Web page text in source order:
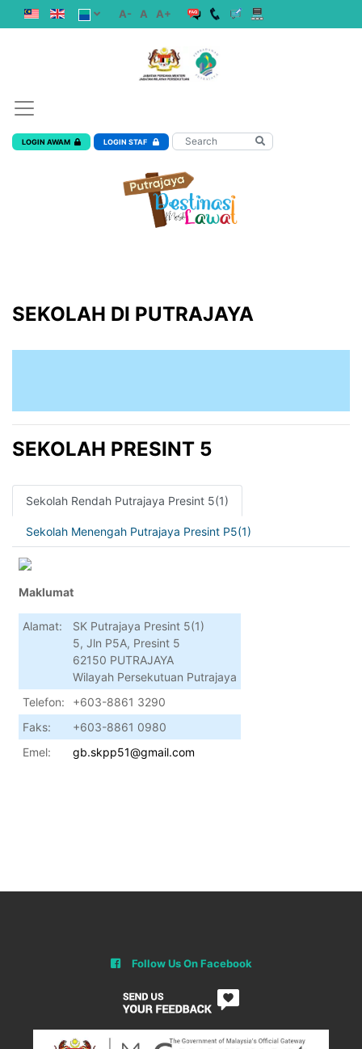
A- A A+
LOGIN AWAM LOGIN STAF
SEKOLAH DI PUTRAJAYA
SEKOLAH PRESINT 5
Sekolah Rendah Putrajaya Presint 5(1)
Sekolah Menengah Putrajaya Presint P5(1)
Maklumat
Alamat:
SK Putrajaya Presint 5(1)
5, Jln P5A, Presint 5
62150 PUTRAJAYA
Wilayah Persekutuan Putrajaya
Telefon:
+603-8861 3290
Faks:
+603-8861 0980
Emel:
gb.skpp51@gmail.com
Follow Us On Facebook